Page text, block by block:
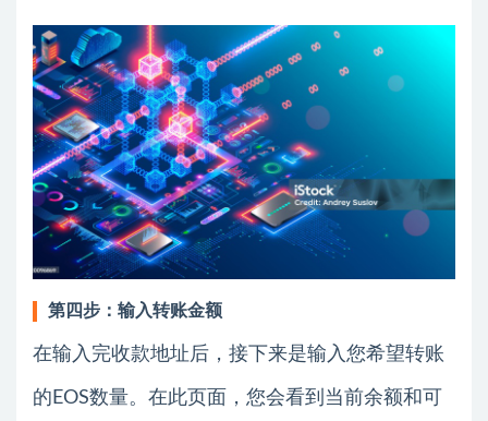
第四步：输入转账金额
在输入完收款地址后，接下来是输入您希望转账
的EOS数量。在此页面，您会看到当前余额和可